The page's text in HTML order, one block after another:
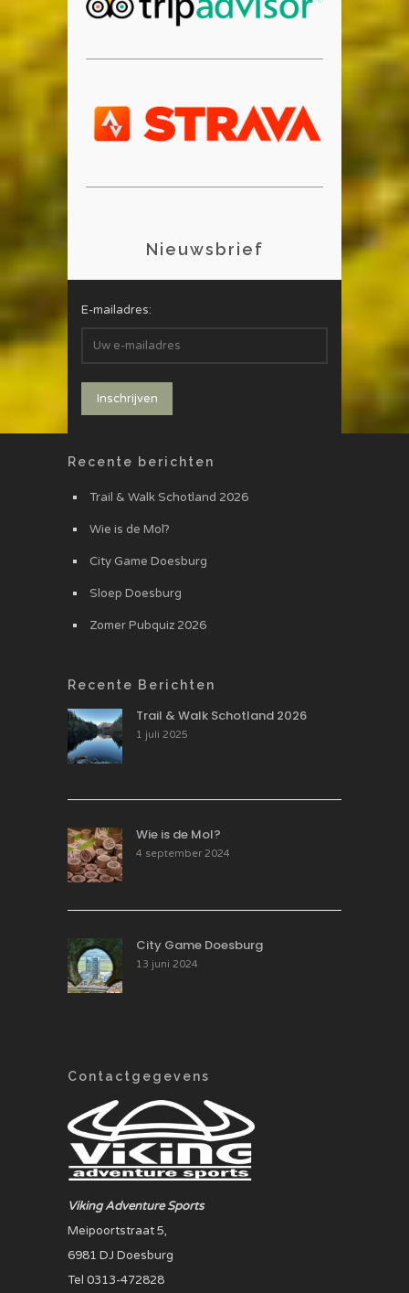
Nieuwsbrief
E-mailadres:
Recente berichten
Trail & Walk Schotland 2026
Wie is de Mol?
City Game Doesburg
Sloep Doesburg
Zomer Pubquiz 2026
Recente Berichten
Trail & Walk Schotland 2026
1 juli 2025
Wie is de Mol?
4 september 2024
City Game Doesburg
13 juni 2024
Contactgegevens
Viking Adventure Sports
Meipoortstraat 5,
6981 DJ Doesburg
Tel 0313-472828